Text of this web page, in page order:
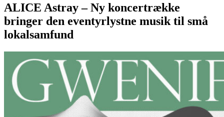
ALICE Astray – Ny koncertrække
bringer den eventyrlystne musik til små
lokalsamfund